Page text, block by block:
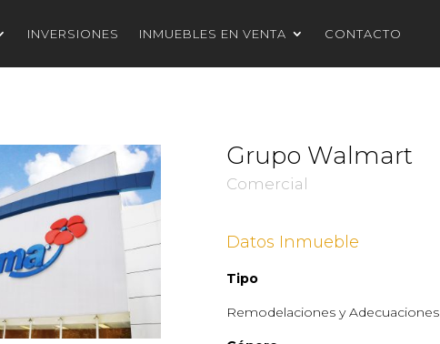
INVERSIONES INMUEBLES EN VENTA CONTACTO
Grupo Walmart
Comercial
Datos Inmueble
Tipo
Remodelaciones y Adecuaciones